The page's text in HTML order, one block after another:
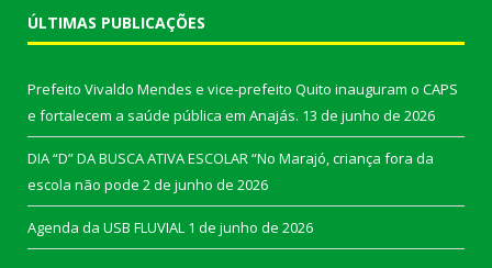
ÚLTIMAS PUBLICAÇÕES
Prefeito Vivaldo Mendes e vice-prefeito Quito inauguram o CAPS
e fortalecem a saúde pública em Anajás. 13 de junho de 2026
DIA “D” DA BUSCA ATIVA ESCOLAR “No Marajó, criança fora da
escola não pode 2 de junho de 2026
Agenda da USB FLUVIAL 1 de junho de 2026